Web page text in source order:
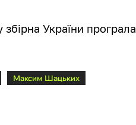
України програла
Максим Шацьких